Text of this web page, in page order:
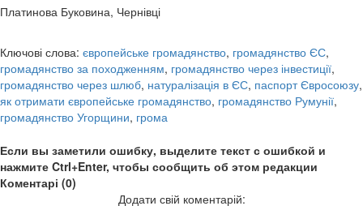
Платинова Буковина, Чернівці
Ключові слова: європейське громадянство, громадянство ЄС,
громадянство за походженням, громадянство через інвестиції,
громадянство через шлюб, натуралізація в ЄС, паспорт Євросоюзу,
як отримати європейське громадянство, громадянство Румунії,
громадянство Угорщини, грома
Если вы заметили ошибку, выделите текст с ошибкой и
нажмите Ctrl+Enter, чтобы сообщить об этом редакции
Коментарі (0)
Додати свій коментарій: